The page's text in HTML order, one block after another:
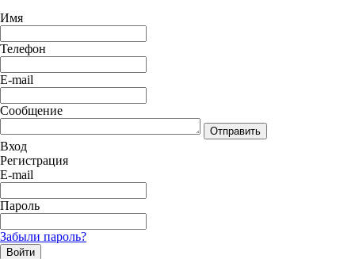
Имя
Телефон
E-mail
Сообщение
Отправить
Вход
Регистрация
E-mail
Пароль
Забыли пароль?
Войти